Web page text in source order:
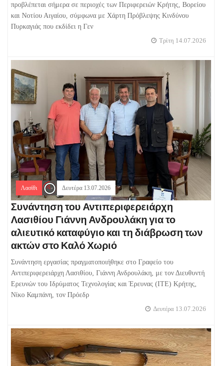
προβλέπεται σήμερα σε περιοχές των Περιφερειών Κρήτης, Βορείου
και Νοτίου Αιγαίου, σύμφωνα με Χάρτη Πρόβλεψης Κινδύνου
Πυρκαγιάς που εκδίδει η Γεν
Τρίτη 14.07.2026
Λασίθι Δευτέρα 13.07.2026
Συνάντηση του Αντιπεριφερειάρχη
Λασιθίου Γιάννη Ανδρουλάκη για το
αλιευτικό καταφύγιο και τη διάβρωση των
ακτών στο Καλό Χωριό
Συνάντηση εργασίας πραγματοποιήθηκε στο Γραφείο του
Αντιπεριφερειάρχη Λασιθίου, Γιάννη Ανδρουλάκη, με τον Διευθυντή
Ερευνών του Ιδρύματος Τεχνολογίας και Έρευνας (ΙΤΕ) Κρήτης,
Νίκο Καμπάνη, τον Πρόεδρ
Δευτέρα 13.07.2026